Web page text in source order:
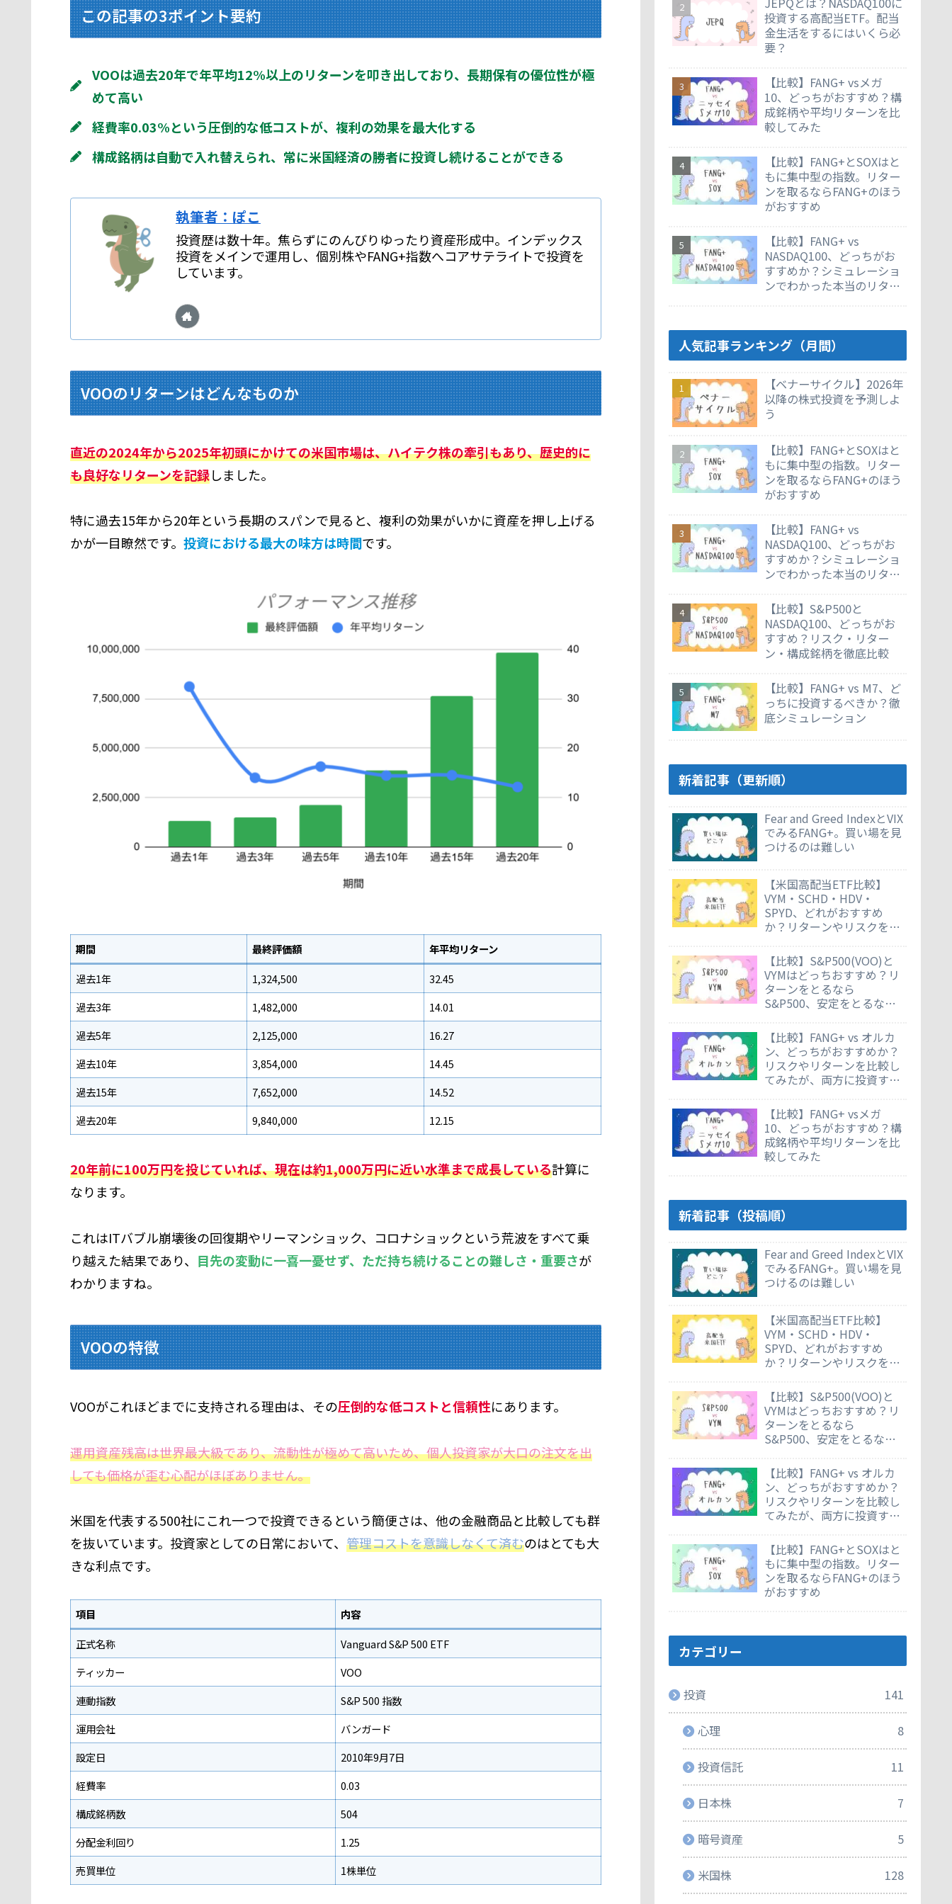
この記事の3ポイント要約
VOOは過去20年で年平均12%以上のリターンを叩き出しており、長期保有の優位性が極
めて高い
経費率0.03%という圧倒的な低コストが、複利の効果を最大化する
構成銘柄は自動で入れ替えられ、常に米国経済の勝者に投資し続けることができる
執筆者：ぽこ
投資歴は数十年。焦らずにのんびりゆったり資産形成中。インデックス
投資をメインで運用し、個別株やFANG+指数へコアサテライトで投資を
しています。
VOOのリターンはどんなものか
直近の2024年から2025年初頭にかけての米国市場は、ハイテク株の牽引もあり、歴史的に
も良好なリターンを記録しました。
特に過去15年から20年という長期のスパンで見ると、複利の効果がいかに資産を押し上げる
かが一目瞭然です。 投資における最大の味方は時間です。
期間 最終評価額
年平均リターン
過去1年
1,324,500
32.45
過去3年
1,482,000
14.01
過去5年
2,125,000
16.27
過去10年
3,854,000
14.45
過去15年
7,652,000
14.52
過去20年
9,840,000 12.15
20年前に100万円を投じていれば、現在は約1,000万円に近い水準まで成長している計算に
なります。
これはITバブル崩壊後の回復期やリーマンショック、コロナショックという荒波をすべて乗
り越えた結果であり、 目先の変動に一喜一憂せず、ただ持ち続けることの難しさ・重要さが
わかりますね。
VOOの特徴
VOOがこれほどまでに支持される理由は、その圧倒的な低コストと信頼性にあります。
運用資産残高は世界最大級であり、流動性が極めて高いため、個人投資家が大口の注文を出
しても価格が歪む心配がほぼありません。
米国を代表する500社にこれ一つで投資できるという簡便さは、他の金融商品と比較しても群
を抜いています。投資家としての日常において、 管理コストを意識しなくて済むのはとても大
きな利点です。
項目
内容
正式名称
Vanguard S&P 500 ETF
ティッカー
VOO
連動指数
S&P 500 指数
運用会社
バンガード
設定日
2010年9月7日
経費率
0.03
構成銘柄数
504
分配金利回り
1.25
売買単位
1株単位
投資する高配当ETF。配当
金生活をするにはいくら必
要？
【比較】FANG+ vsメガ
10、どっちがおすすめ？構
成銘柄や平均リターンを比
較してみた
【比較】FANG+とSOXはと
もに集中型の指数。リター
ンを取るならFANG+のほう
がおすすめ
【比較】FANG+ vs
NASDAQ100、どっちがお
すすめか？シミュレーショ
ンでわかった本当のリター
人気記事ランキング（月間）
【ベナーサイクル】2026年
以降の株式投資を予測しよ
う
【比較】FANG+とSOXはと
もに集中型の指数。リター
ンを取るならFANG+のほう
がおすすめ
【比較】FANG+ vs
NASDAQ100、どっちがお
すすめか？シミュレーショ
ンでわかった本当のリター
【比較】S&P500と
NASDAQ100、どっちがお
すすめ？リスク・リター
ン・構成銘柄を徹底比較
【比較】FANG+ vs M7、ど
っちに投資するべきか？徹
底シミュレーション
新着記事（更新順）
Fear and Greed IndexとVIX
でみるFANG+。買い場を見
つけるのは難しい
【米国高配当ETF比較】
VYM・SCHD・HDV・
SPYD、どれがおすすめ
か？リターンやリスクを徹
【比較】S&P500(VOO)と
VYMはどっちおすすめ？リ
ターンをとるなら
S&P500、安定をとるなら
【比較】FANG+ vs オルカ
ン、どっちがおすすめか？
リスクやリターンを比較し
てみたが、両方に投資する
【比較】FANG+ vsメガ
10、どっちがおすすめ？構
成銘柄や平均リターンを比
較してみた
新着記事（投稿順）
Fear and Greed IndexとVIX
でみるFANG+。買い場を見
つけるのは難しい
【米国高配当ETF比較】
VYM・SCHD・HDV・
SPYD、どれがおすすめ
か？リターンやリスクを徹
【比較】S&P500(VOO)と
VYMはどっちおすすめ？リ
ターンをとるなら
S&P500、安定をとるなら
【比較】FANG+ vs オルカ
ン、どっちがおすすめか？
リスクやリターンを比較し
てみたが、両方に投資する
【比較】FANG+とSOXはと
もに集中型の指数。リター
ンを取るならFANG+のほう
がおすすめ
カテゴリー
投資 141
心理 8
投資信託 11
日本株 7
暗号資産 5
米国株 128